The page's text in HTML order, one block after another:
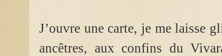
J’ouvre une carte, je me laisse
ancêtres, aux confins du